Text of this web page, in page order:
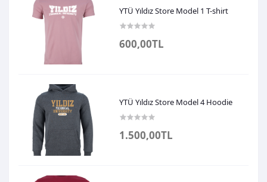
YTÜ Yıldız Store Model 1 T-shirt
600,00TL
YTÜ Yıldız Store Model 4 Hoodie
1.500,00TL